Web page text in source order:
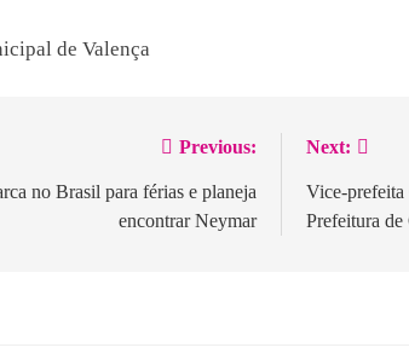
de Valença
Previous:
no Brasil para férias e planeja
encontrar Neymar
Next:
Vice-prefeita
Prefeitura de